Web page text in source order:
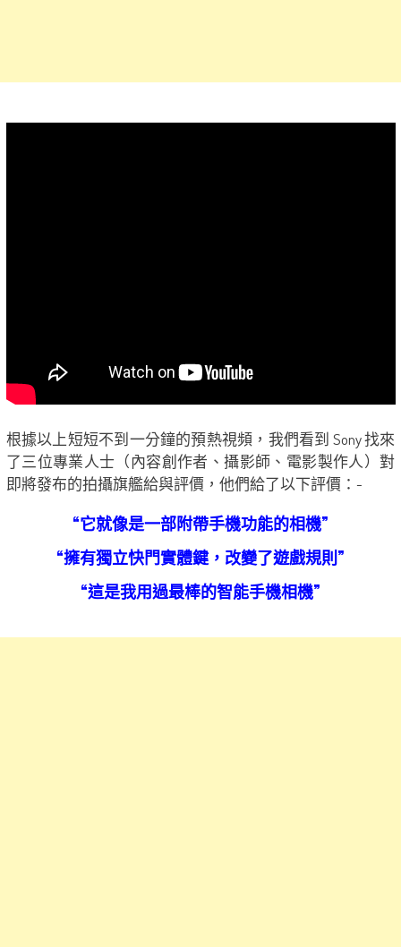
根據以上短短不到一分鐘的預熱視頻，我們看到 Sony 找來
了三位專業人士（內容創作者、攝影師、電影製作人）對
即將發布的拍攝旗艦給與評價，他們給了以下評價：-
“它就像是一部附帶手機功能的相機”
“擁有獨立快門實體鍵，改變了遊戲規則”
“這是我用過最棒的智能手機相機”